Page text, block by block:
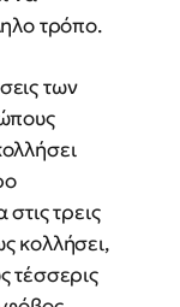
τρόπο.
των
τρεις
κολλήσει,
τέσσερις